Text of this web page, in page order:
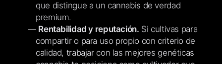
que distingue a un cannabis de verdad
premium.
Rentabilidad y reputación. Si cultivas para
compartir o para uso propio con criterio de
calidad, trabajar con las mejores genéticas